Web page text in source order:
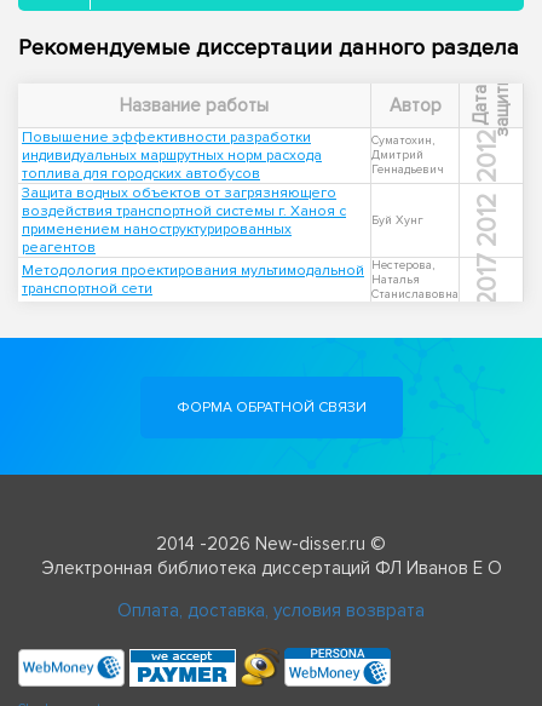
Рекомендуемые диссертации данного раздела
Название работы Автор Д
а
т
а
з
а
щ
и
т ы
Повышение эффективности разработки
индивидуальных маршрутных норм расхода
топлива для городских автобусов
Суматохин,
Дмитрий
Геннадьевич
2012
Защита водных объектов от загрязняющего
воздействия транспортной системы г. Ханоя с
применением наноструктурированных
реагентов
Буй Хунг 2012
Методология проектирования мультимодальной
транспортной сети
Нестерова,
Наталья
Станиславовна
2017
ФОРМА ОБРАТНОЙ СВЯЗИ
2014 -2026 New-disser.ru ©
Электронная библиотека диссертаций ФЛ Иванов Е О
Оплата, доставка, условия возврата